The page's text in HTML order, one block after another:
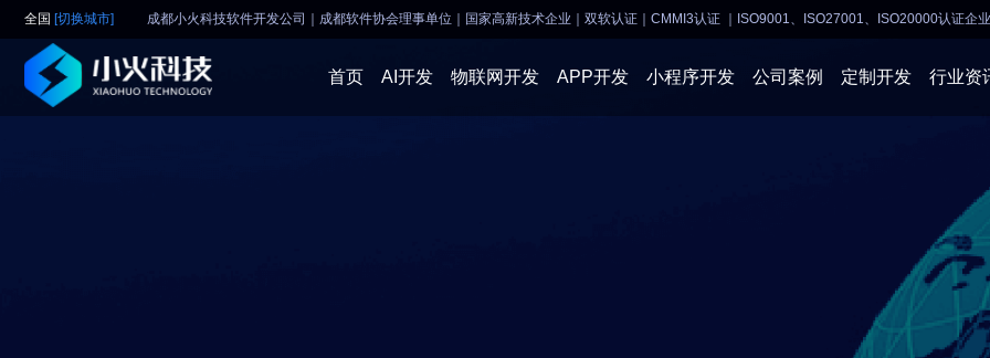
全国 [切换城市] 成都小火科技软件开发公司｜成都软件协会理事单位 国家高新技术企业｜双软认证｜CMMI3认证 ｜ISO9001、ISO27001、ISO20000认证企业
首页 AI开发 物联网开发 APP开发 小程序开发 公司案例 定制开发 行业资
小程序
系统开发
物联网
网站建设
企业经营